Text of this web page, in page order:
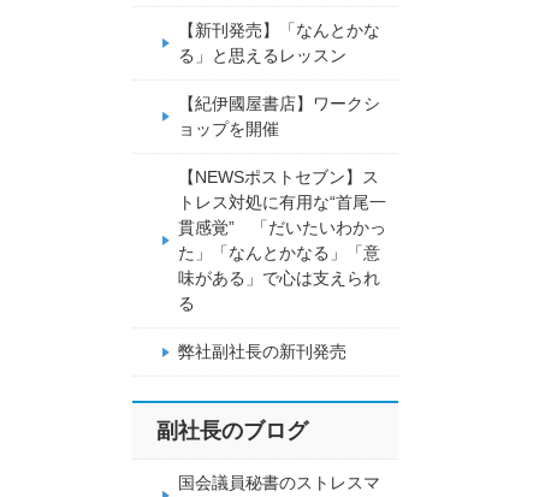
【新刊発売】「なんとかな
る」と思えるレッスン
【紀伊國屋書店】ワークシ
ョップを開催
【NEWSポストセブン】ス
トレス対処に有用な“首尾一
貫感覚” 「だいたいわかっ
た」「なんとかなる」「意
味がある」で心は支えられ
る
弊社副社長の新刊発売
副社長のブログ
国会議員秘書のストレスマ